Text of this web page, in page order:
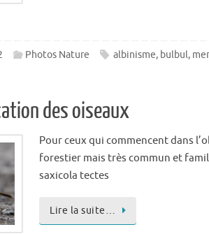
Photos Nature albinisme, bulbul,
des oiseaux
Pour ceux qui commencent dans
forestier mais très commun et
saxicola tectes
Lire la suite…